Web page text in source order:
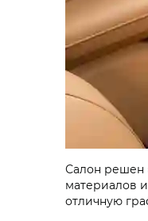
Салон решен
материалов
отличную